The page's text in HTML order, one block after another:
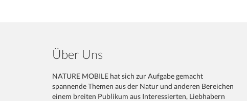
Über Uns
NATURE MOBILE hat sich zur Aufgabe gemacht
spannende Themen aus der Natur und anderen Bereichen
einem breiten Publikum aus Interessierten, Liebhabern